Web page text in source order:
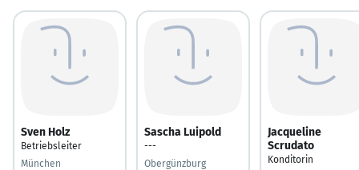
Sven Holz
Betriebsleiter
München
Sascha Luipold
---
Obergünzburg
Jacqueline
Scrudato
Konditorin